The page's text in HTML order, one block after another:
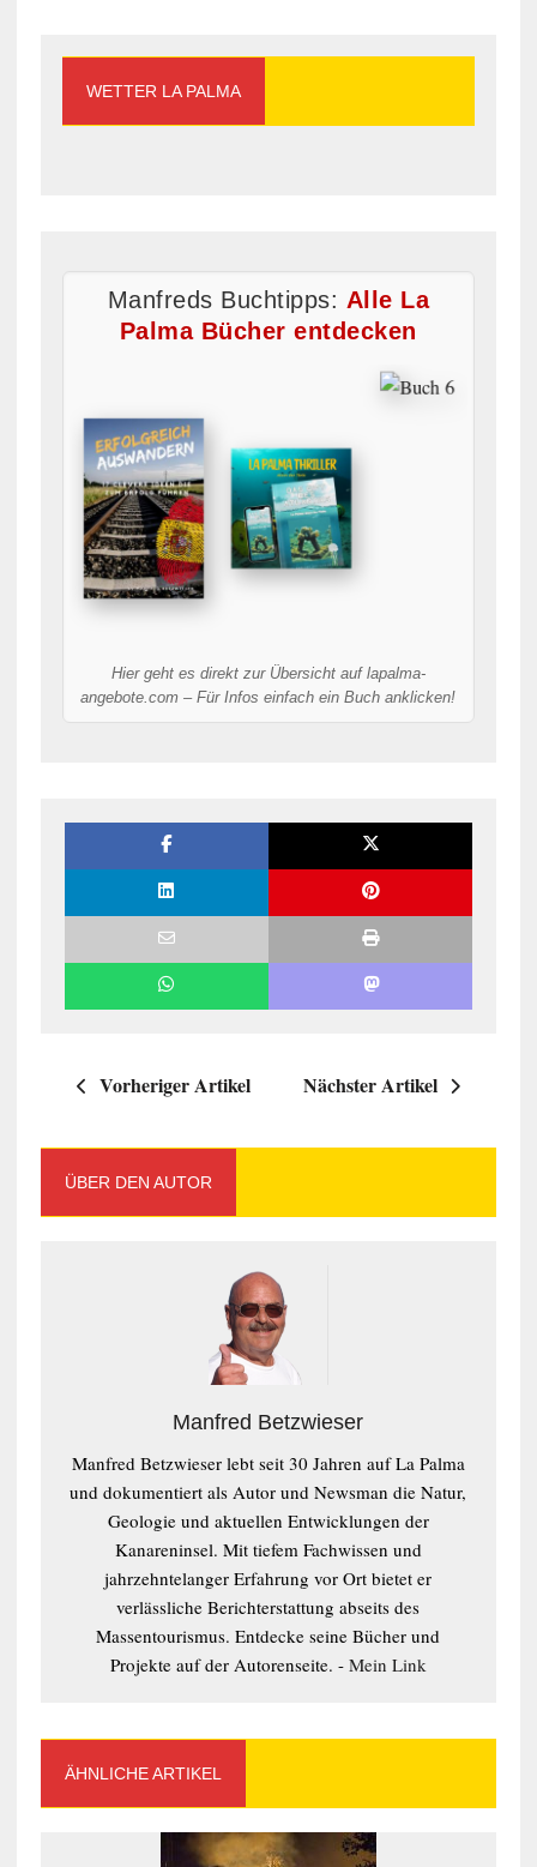
WETTER LA PALMA
Manfreds Buchtipps: Alle La
Palma Bücher entdecken
Hier geht es direkt zur Übersicht auf lapalma-
angebote.com – Für Infos einfach ein Buch anklicken!
Vorheriger Artikel Nächster Artikel
ÜBER DEN AUTOR
Manfred Betzwieser
Manfred Betzwieser lebt seit 30 Jahren auf La Palma
und dokumentiert als Autor und Newsman die Natur,
Geologie und aktuellen Entwicklungen der
Kanareninsel. Mit tiefem Fachwissen und
jahrzehntelanger Erfahrung vor Ort bietet er
verlässliche Berichterstattung abseits des
Massentourismus. Entdecke seine Bücher und
Projekte auf der Autorenseite. - Mein Link
ÄHNLICHE ARTIKEL